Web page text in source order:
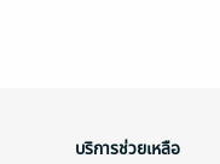
บริการช่วยเหลือ